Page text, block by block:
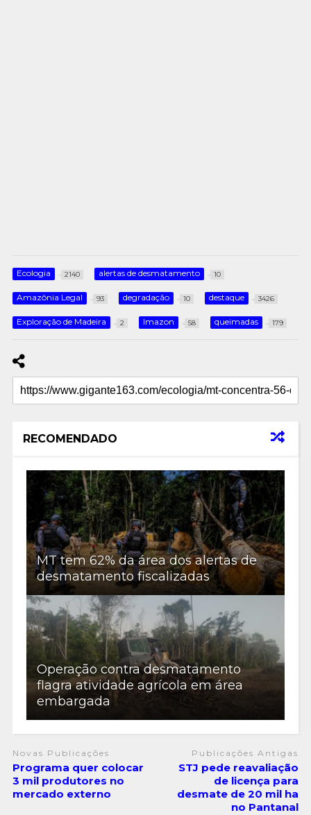
Ecologia 2140 alertas de desmatamento 10
Amazônia Legal 93 degradação 10 destaque 3426
Exploração de Madeira 2 Imazon 58 queimadas 179
RECOMENDADO
MT tem 62% da área dos alertas de
desmatamento fiscalizadas
Operação contra desmatamento
flagra atividade agrícola em área
embargada
Novas Publicações
Programa quer colocar
3 mil produtores no
mercado externo
Publicações Antigas
STJ pede reavaliação
de licença para
desmate de 20 mil ha
no Pantanal